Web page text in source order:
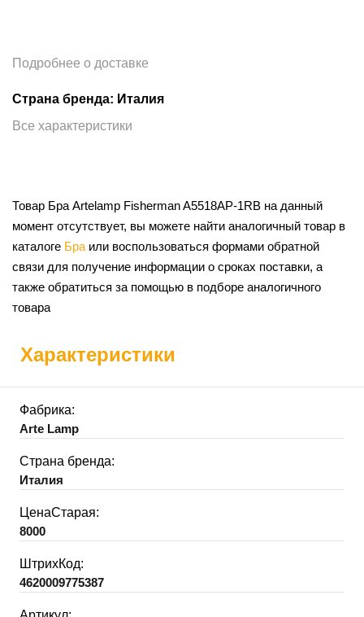
Подробнее о доставке
Страна бренда: Италия
Все характеристики
Товар Бра Artelamp Fisherman A5518AP-1RB на данный
момент отсутствует, вы можете найти аналогичный товар в
каталоге Бра или воспользоваться формами обратной
связи для получение информации о сроках поставки, а
также обратиться за помощью в подборе аналогичного
товара
Характеристики
Фабрика:
Arte Lamp
Страна бренда:
Италия
ЦенаСтарая:
8000
ШтрихКод:
4620009775387